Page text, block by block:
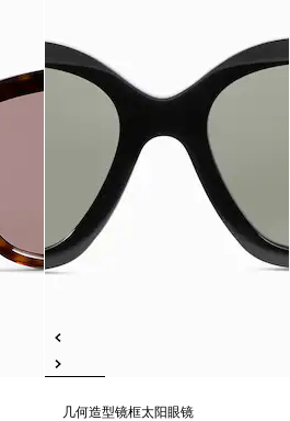
几何造型镜框太阳眼镜